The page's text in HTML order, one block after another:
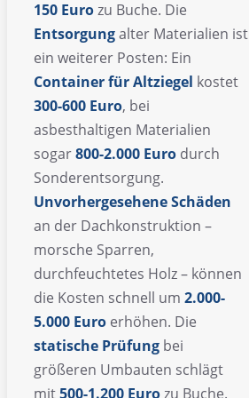
150 Eurozu Buche. Die
Entsorgungalter Materialien ist
ein weiterer Posten: Ein
Container für Altziegel kostet
300-600 Euro, bei
asbesthaltigen Materialien
sogar800-2.000 Euro durch
Sonderentsorgung.
Unvorhergesehene Schäden
an der Dachkonstruktion –
morsche Sparren,
durchfeuchtetes Holz – können
die Kosten schnell um 2.000-
5.000 Euro erhöhen. Die
statische Prüfung bei
größeren Umbauten schlägt
mit500-1.200 Euro zu Buche.